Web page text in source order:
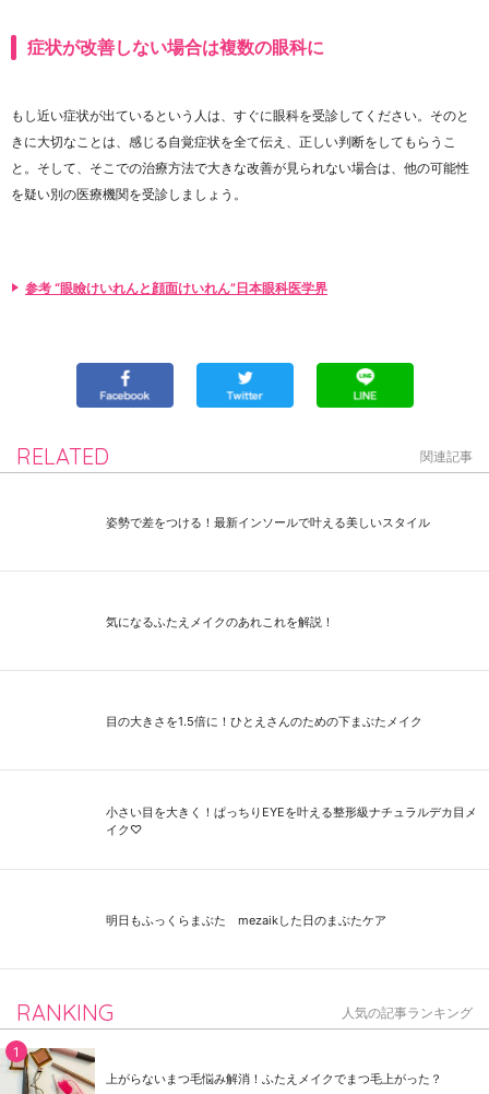
症状が改善しない場合は複数の眼科に
もし近い症状が出ているという人は、すぐに眼科を受診してください。そのと
きに大切なことは、感じる自覚症状を全て伝え、正しい判断をしてもらうこ
と。そして、そこでの治療方法で大きな改善が見られない場合は、他の可能性
を疑い別の医療機関を受診しましょう。
参考 “眼瞼けいれんと顔面けいれん”日本眼科医学界
RELATED 関連記事
姿勢で差をつける！最新インソールで叶える美しいスタイル
気になるふたえメイクのあれこれを解説！
目の大きさを1.5倍に！ひとえさんのための下まぶたメイク
小さい目を大きく！ぱっちりEYEを叶える整形級ナチュラルデカ目メ
イク♡
明日もふっくらまぶた mezaikした日のまぶたケア
RANKING 人気の記事ランキング
上がらないまつ毛悩み解消！ふたえメイクでまつ毛上がった？